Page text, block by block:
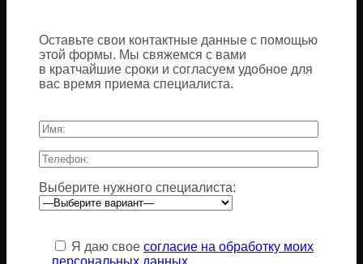
Оставьте свои контактные данные с помощью
этой формы. Мы свяжемся с вами
в кратчайшие сроки и согласуем удобное для
вас время приема специалиста.
Выберите нужного специалиста:
это
поле
Я даю свое согласие на обработку моих
персональных данных.